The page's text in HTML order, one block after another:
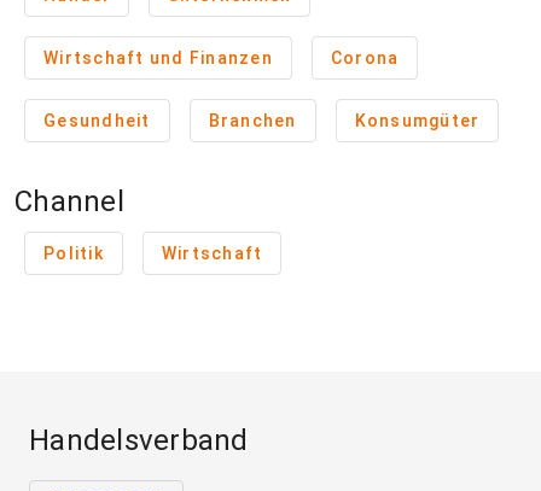
Wirtschaft und Finanzen Corona
Gesundheit Branchen Konsumgüter
Channel
Politik Wirtschaft
Handelsverband